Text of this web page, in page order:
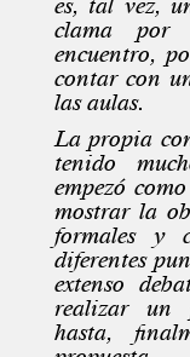
clama por
encuentro,
contar con
las aulas.
La propia
tenido
empezó
mostrar la
formales y
diferentes
extenso
realizar un
hasta,